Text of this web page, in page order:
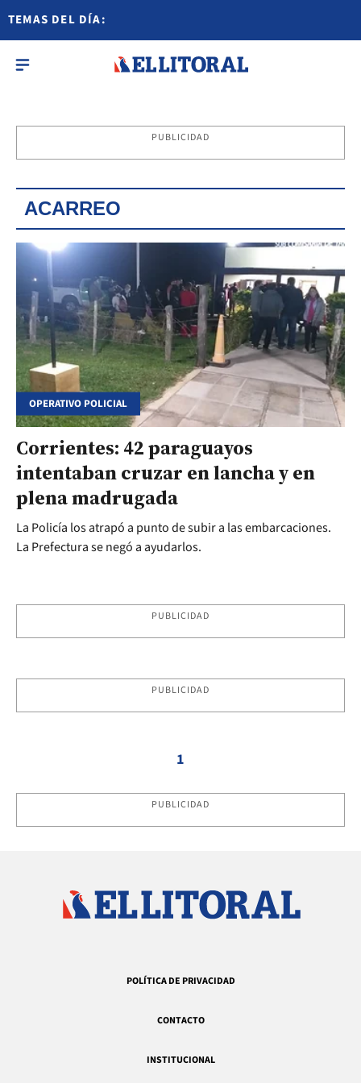
TEMAS DEL DÍA:
PUBLICIDAD
ACARREO
OPERATIVO POLICIAL
Corrientes: 42 paraguayos
intentaban cruzar en lancha y en
plena madrugada
La Policía los atrapó a punto de subir a las embarcaciones.
La Prefectura se negó a ayudarlos.
PUBLICIDAD
PUBLICIDAD
1
PUBLICIDAD
POLÍTICA DE PRIVACIDAD
CONTACTO
INSTITUCIONAL